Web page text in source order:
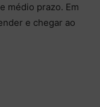
médio prazo. Em
e chegar ao